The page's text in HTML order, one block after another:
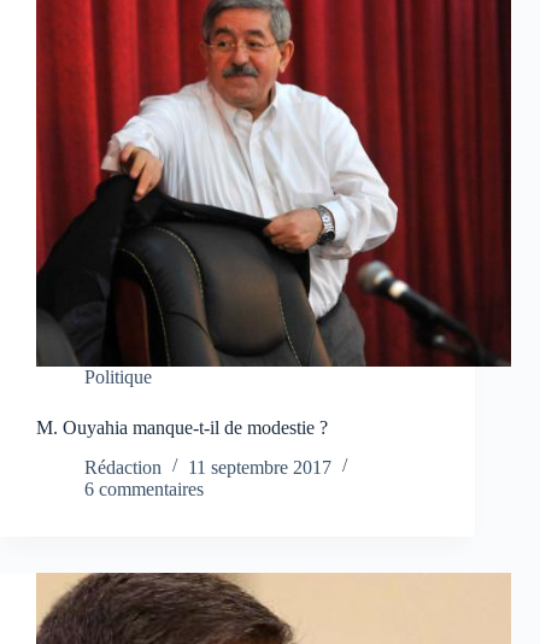
Politique
M. Ouyahia manque-t-il de modestie ?
Rédaction
11 septembre 2017
6 commentaires